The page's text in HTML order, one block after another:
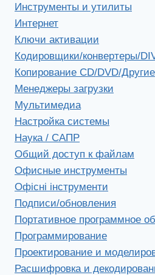
Инструменты и утилиты
Интернет
Ключи активации
Кодировщики/конвертеры/
Копирование CD/DVD/Другие
Менеджеры загрузки
Мультимедиа
Настройка системы
Наука / САПР
Общий доступ к файлам
Офисные инструменты
Офісні інструменти
Подписи/обновления
Портативное программное
Программирование
Проектирование и
Расшифровка и